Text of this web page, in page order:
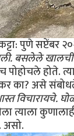
पुणे सप्टेंबर
बसलेले खालची
पोहोचले होते.
का? असे
विचारायचे.
त्याला